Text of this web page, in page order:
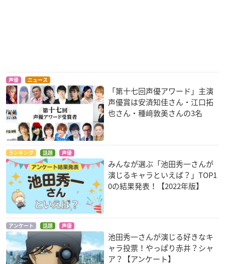
機動戦士ガンダムUC
episode 6 「宇宙と
地球と」
フル・フロンタル
映画 名探偵コナン 1
1人目のストライカ
ー
赤井秀一
機動戦士ガンダムUC
episode 4 「重力の
井戸の底で」
機動戦士ガンダムUC
episode 3 「ラプラ
スの亡霊」
フル・フロンタル
機動戦士ガンダムUC
フル・フロンタル シャア・アズナブル
声優 ニュース
「第十七回声優アワード」主演
声優賞は安済知佳さん・江口拓
也さん・種﨑敦美さんの3名
ランキング 話題 声優
みんなが選ぶ「池田秀一さんが
演じるキャラといえば？」TOP1
0の結果発表！【2022年版】
アンケート 話題 声優
池田秀一さんが演じる好きなキ
ャラ投票！やっぱり赤井？シャ
ア？【アンケート】